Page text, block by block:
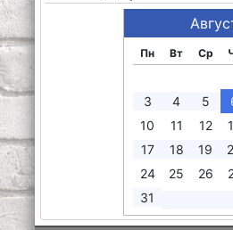
Пн Вт Ср
3
4 5
10
11 12
17
18 19
24
25 26
31